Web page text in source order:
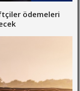
ödemeleri